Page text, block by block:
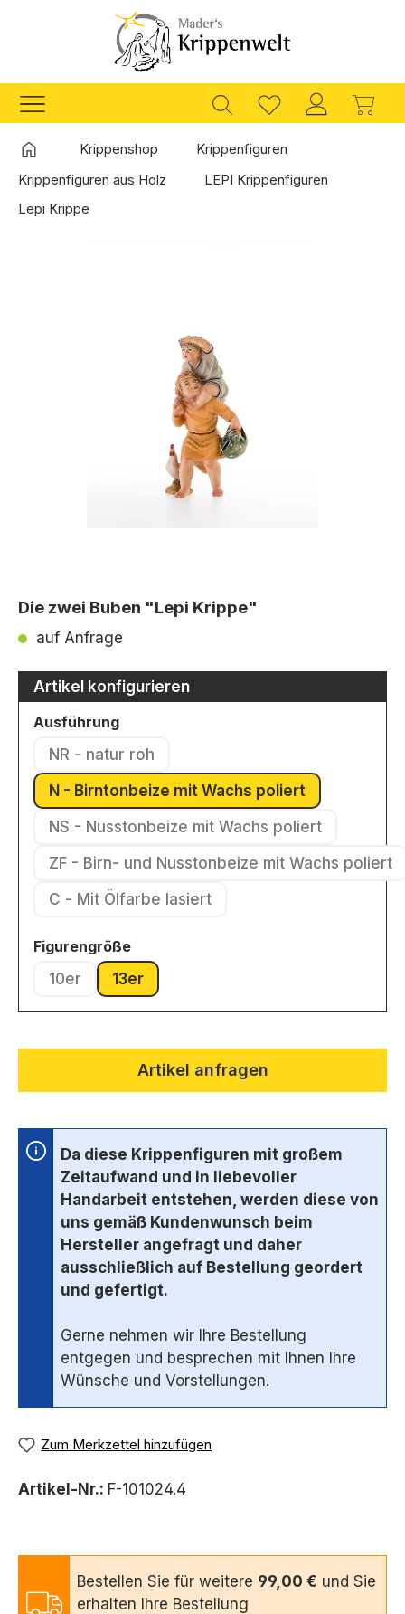
Zum Hauptinhalt springen
StartseiteKrippenshop
Krippenfiguren
Krippenfiguren aus Holz
LEPI Krippenfiguren
Lepi Krippe
Die zwei Buben "Lepi Krippe"
auf Anfrage
Artikel konfigurieren
Ausführungauswählen
NR - natur roh
(Diese Option ist zurzeit nicht verfügbar.)
N - Birntonbeize mit Wachs poliert
(Diese Option ist zurzeit nicht
NS - Nusstonbeize mit Wachs poliert
(Diese Option ist zurzeit nicht
ZF - Birn- und Nusstonbeize mit Wachs poliert
(Diese Option ist zurzeit
C - Mit Ölfarbe lasiert
(Diese Option ist zurzeit nicht verfügbar.)
Figurengrößeauswählen
10er
(Diese Option ist zurzeit nicht verfügbar.)
13er
(Diese Option ist zurzeit nicht verfügbar.)
Artikel anfragen
Da diese Krippenfiguren mit großem
Zeitaufwand und in liebevoller
Handarbeit entstehen, werden diese von
uns gemäß Kundenwunsch beim
Hersteller angefragt und daher
ausschließlich auf Bestellung geordert
und gefertigt.
Gerne nehmen wir Ihre Bestellung
entgegen und besprechen mit Ihnen Ihre
Wünsche und Vorstellungen.
Zum Merkzettel hinzufügen
Artikel-Nr.: F-101024.4
Bestellen Sie für weitere 99,00 € und Sie
erhalten Ihre Bestellung